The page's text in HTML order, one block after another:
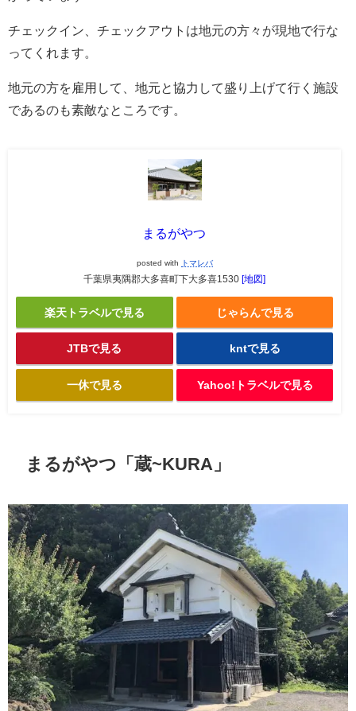
チェックイン、チェックアウトは地元の方々が現地で行な
ってくれます。
地元の方を雇用して、地元と協力して盛り上げて行く施設
であるのも素敵なところです。
まるがやつ
posted with トマレバ
千葉県夷隅郡大多喜町下大多喜1530 [地図]
楽天トラベルで見る じゃらんで見る
JTBで見る kntで見る
一休で見る Yahoo!トラベルで見る
まるがやつ「蔵~KURA」